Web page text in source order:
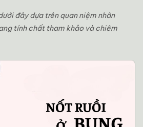
đây dựa trên quan niệm nhân
tính chất tham khảo và chiêm